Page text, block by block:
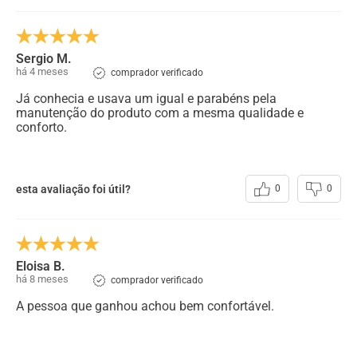
Sergio M.
há 4 meses comprador verificado
Já conhecia e usava um igual e parabéns pela
manutenção do produto com a mesma qualidade e
conforto.
esta avaliação foi útil? 0 0
Eloisa B.
há 8 meses comprador verificado
A pessoa que ganhou achou bem confortável.